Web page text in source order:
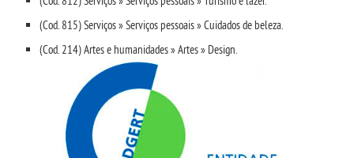
(Cod. 815) Serviços » Serviços pessoais » Cuidados de beleza.
(Cod. 214) Artes e humanidades » Artes » Design.